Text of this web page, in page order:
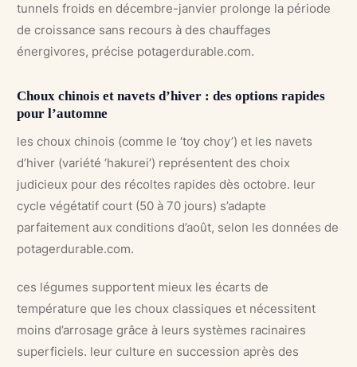
tunnels froids en décembre-janvier prolonge la période
de croissance sans recours à des chauffages
énergivores, précise potagerdurable.com.
Choux chinois et navets d’hiver : des options rapides
pour l’automne
les choux chinois (comme le ‘toy choy’) et les navets
d’hiver (variété ‘hakurei’) représentent des choix
judicieux pour des récoltes rapides dès octobre. leur
cycle végétatif court (50 à 70 jours) s’adapte
parfaitement aux conditions d’août, selon les données de
potagerdurable.com.
ces légumes supportent mieux les écarts de
température que les choux classiques et nécessitent
moins d’arrosage grâce à leurs systèmes racinaires
superficiels. leur culture en succession après des